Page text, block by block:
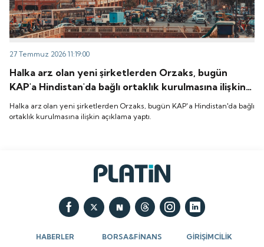
27 Temmuz 2026 11:19:00
Halka arz olan yeni şirketlerden Orzaks, bugün
KAP'a Hindistan'da bağlı ortaklık kurulmasına ilişkin
açıklama yaptı.
Halka arz olan yeni şirketlerden Orzaks, bugün KAP'a Hindistan'da bağlı
ortaklık kurulmasına ilişkin açıklama yaptı.
HABERLER BORSA&FİNANS GİRİŞİMCİLİK